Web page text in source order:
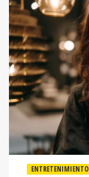
ENTRETENIMIENTO